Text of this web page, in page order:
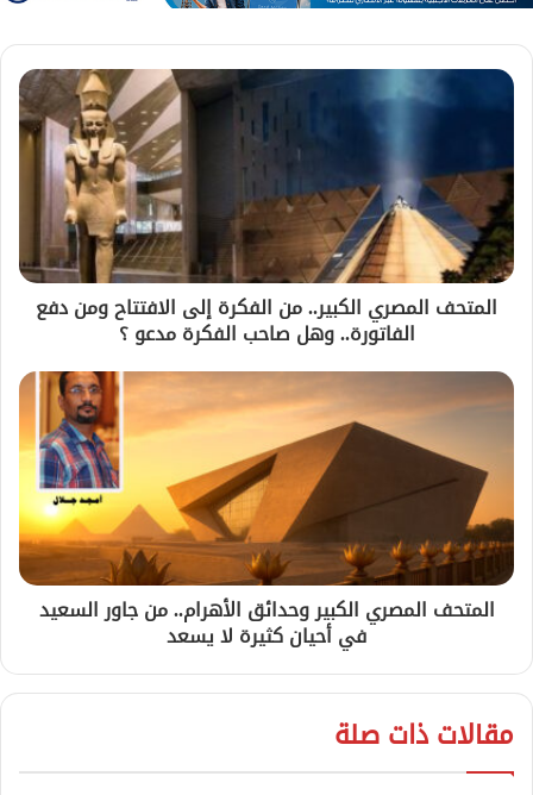
المتحف المصري الكبير.. من الفكرة إلى الافتتاح ومن دفع
الفاتورة.. وهل صاحب الفكرة مدعو ؟
المتحف المصري الكبير وحدائق الأهرام.. من جاور السعيد
في أحيان كثيرة لا يسعد
مقالات ذات صلة